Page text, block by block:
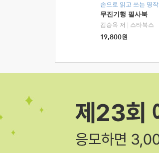
손으로 읽고 쓰는 명작
무진기행 필사북
김승옥 저
스타북스
19,800원